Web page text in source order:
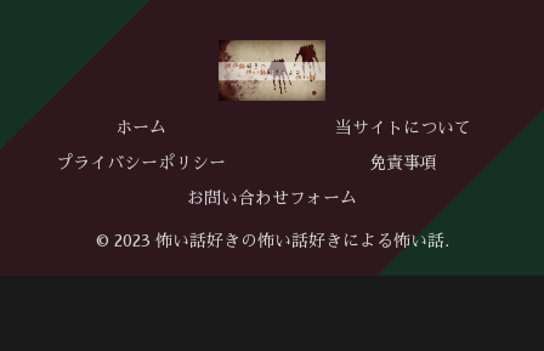
ホーム 当サイトについて
プライバシーポリシー 免責事項
お問い合わせフォーム
© 2023 怖い話好きの怖い話好きによる怖い話.